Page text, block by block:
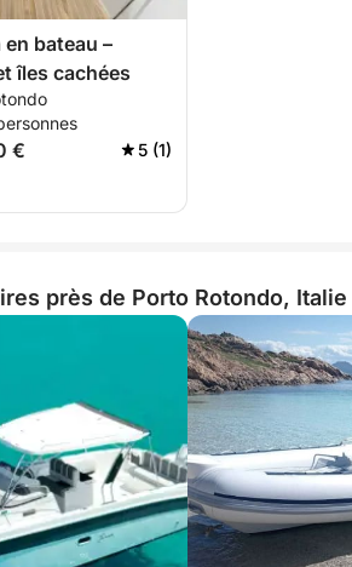
bateau –
îles cachées
€ 5 (1)
près de Porto Rotondo, Italie